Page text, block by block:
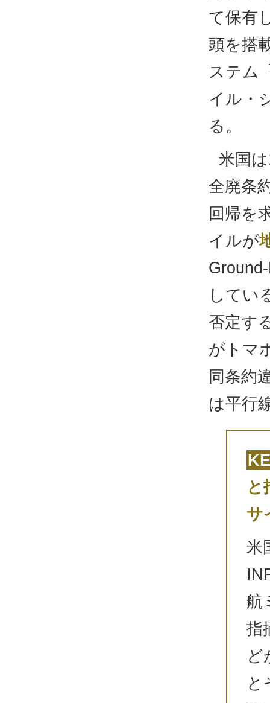
て保有
頭を搭
ステム
イル・
る。
米国
全廃条
回帰を
イルが
してい
否定す
がトマ
同条約
は平行
と
サ
米
航
指
ど
と